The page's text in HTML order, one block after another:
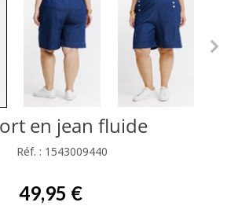
en jean fluide
Réf. : 1543009440
49,95 €